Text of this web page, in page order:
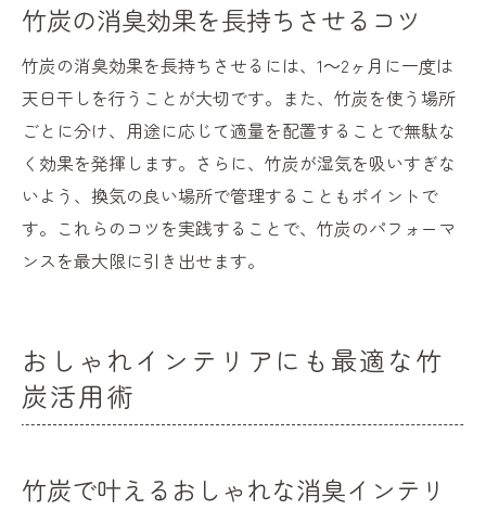
竹炭の消臭効果を長持ちさせるコツ
竹炭の消臭効果を長持ちさせるには、1～2ヶ月に一度は
天日干しを行うことが大切です。また、竹炭を使う場所
ごとに分け、用途に応じて適量を配置することで無駄な
く効果を発揮します。さらに、竹炭が湿気を吸いすぎな
いよう、換気の良い場所で管理することもポイントで
す。これらのコツを実践することで、竹炭のパフォーマ
ンスを最大限に引き出せます。
おしゃれインテリアにも最適な竹
炭活用術
竹炭で叶えるおしゃれな消臭インテリ